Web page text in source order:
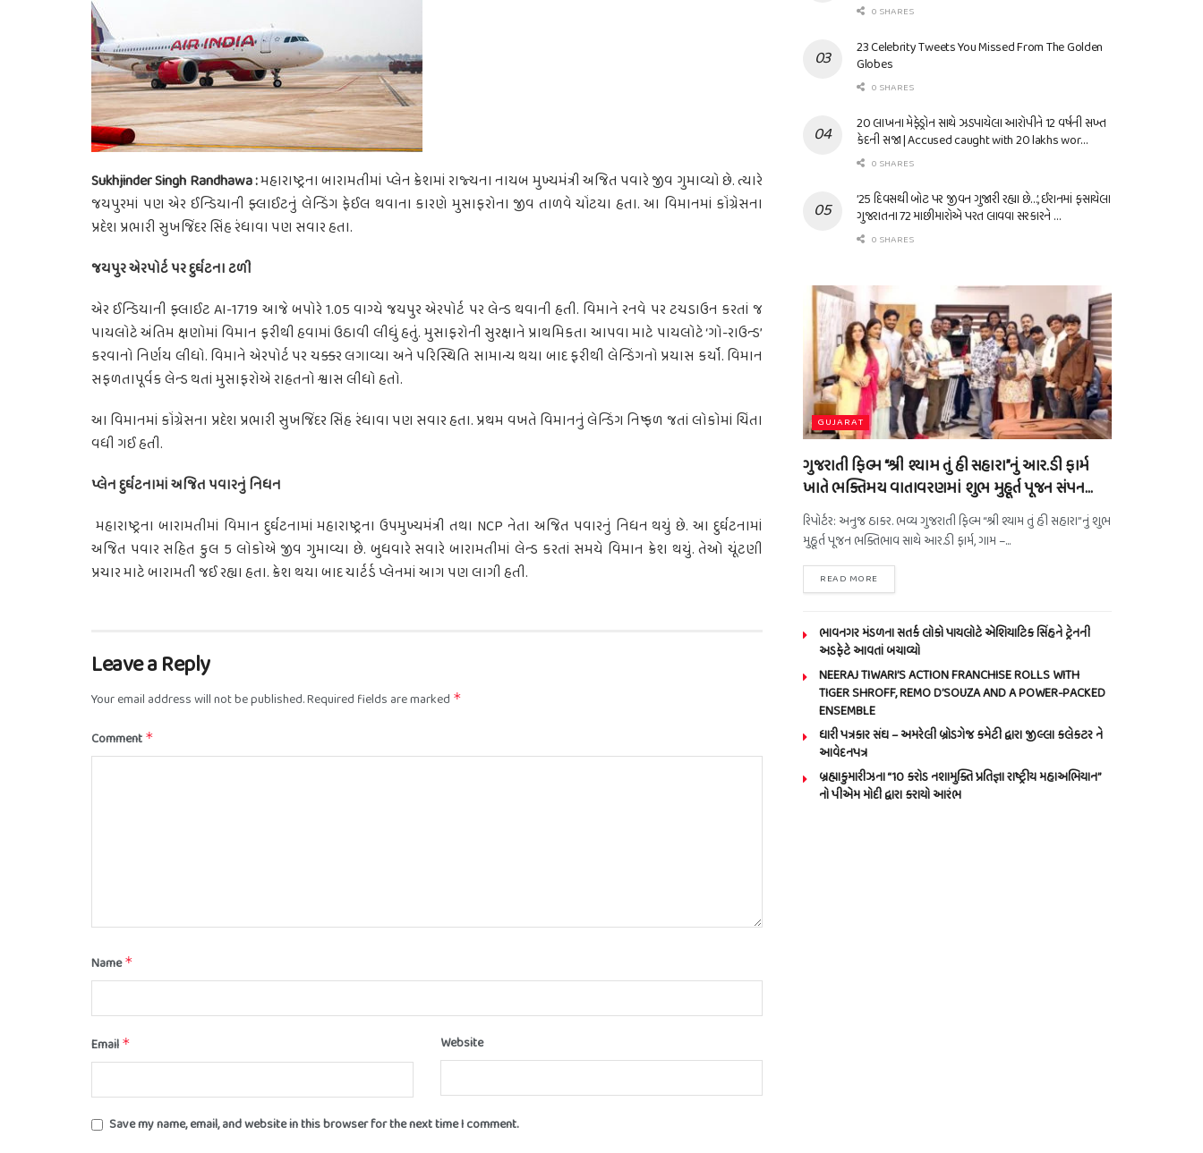
Sukhjinder Singh Randhawa :મહારાષ્ટ્રના બારામતીમાં પ્લેન ક્રેશમાં રાજ્યના નાયબ મુખ્યમંત્રી અજિત પવારે જીવ ગુમાવ્યો છે. ત્યારે
જયપુરમાં પણ એર ઈન્ડિયાની ફ્લાઈટનું લેન્ડિંગ ફેઈલ થવાના કારણે મુસાફરોના જીવ તાળવે ચોંટયા હતા. આ વિમાનમાં કોંગ્રેસના
પ્રદેશ પ્રભારી સુખજિંદર સિંહ રંધાવા પણ સવાર હતા.
જયપુર એરપોર્ટ પર દુર્ઘટના ટળી
એર ઈન્ડિયાની ફ્લાઈટ AI-1719 આજે બપોરે 1.05 વાગ્યે જયપુર એરપોર્ટ પર લેન્ડ થવાની હતી. વિમાને રનવે પર ટચડાઉન કરતાં જ
પાયલોટે અંતિમ ક્ષણોમાં વિમાન ફરીથી હવામાં ઉઠાવી લીધું હતું. મુસાફરોની સુરક્ષાને પ્રાથમિકતા આપવા માટે પાયલોટે ‘ગો-રાઉન્ડ’
કરવાનો નિર્ણય લીધો. વિમાને એરપોર્ટ પર ચક્કર લગાવ્યા અને પરિસ્થિતિ સામાન્ય થયા બાદ ફરીથી લેન્ડિંગનો પ્રયાસ કર્યો. વિમાન
સફળતાપૂર્વક લેન્ડ થતાં મુસાફરોએ રાહતનો શ્વાસ લીધો હતો.
આ વિમાનમાં કોંગ્રેસના પ્રદેશ પ્રભારી સુખજિંદર સિંહ રંધાવા પણ સવાર હતા. પ્રથમ વખતે વિમાનનું લેન્ડિંગ નિષ્ફળ જતાં લોકોમાં ચિંતા
વધી ગઈ હતી.
પ્લેન દુર્ઘટનામાં અજિત પવારનું નિધન
મહારાષ્ટ્રના બારામતીમાં વિમાન દુર્ઘટનામાં મહારાષ્ટ્રના ઉપમુખ્યમંત્રી તથા NCP નેતા અજિત પવારનું નિધન થયું છે. આ દુર્ઘટનામાં
અજિત પવાર સહિત કુલ 5 લોકોએ જીવ ગુમાવ્યા છે. બુધવારે સવારે બારામતીમાં લેન્ડ કરતાં સમયે વિમાન ક્રેશ થયું. તેઓ ચૂંટણી
પ્રચાર માટે બારામતી જઈ રહ્યા હતા. ક્રેશ થયા બાદ ચાર્ટર્ડ પ્લેનમાં આગ પણ લાગી હતી.
Leave a Reply
Your email address will not be published.Required fields are marked *
Comment *
Name*
Email * Website
Save my name, email, and website in this browser for the next time I comment.
0 SHARES
23 Celebrity Tweets You Missed From The Golden
Globes
0 SHARES
20 લાખના મેફેડ્રોન સાથે ઝડપાયેલા આરોપીને 12 વર્ષની સખ્ત
કેદની સજા | Accused caught with 20 lakhs wor…
0 SHARES
’25 દિવસથી બોટ પર જીવન ગુજારી રહ્યા છે…’, ઈરાનમાં ફસાયેલા
ગુજરાતના 72 માછીમારોએ પરત લાવવા સરકારને …
0 SHARES
GUJARAT
ગુજરાતી ફિલ્મ “શ્રી શ્યામ તું હી સહારા”નું આર.ડી ફાર્મ
ખાતે ભક્તિમય વાતાવરણમાં શુભ મુહૂર્ત પૂજન સંપન…
રિપોર્ટર: અનુજ ઠાકર. ભવ્ય ગુજરાતી ફિલ્મ “શ્રી શ્યામ તું હી સહારા”નું શુભ
મુહૂર્ત પૂજન ભક્તિભાવ સાથે આર.ડી ફાર્મ, ગામ –...
READ MORE
ભાવનગર મંડળના સતર્ક લોકો પાયલોટે એશિયાટિક સિંહને ટ્રેનની
અડફેટે આવતાં બચાવ્યો
NEERAJ TIWARI’S ACTION FRANCHISE ROLLS WITH
TIGER SHROFF, REMO D’SOUZA AND A POWER-PACKED
ENSEMBLE
ધારી પત્રકાર સંઘ – અમરેલી બ્રોડગેજ કમેટી દ્વારા જીલ્લા કલેકટર ને
આવેદનપત્ર
બ્રહ્માકુમારીઝના “10 કરોડ નશામુક્તિ પ્રતિજ્ઞા રાષ્ટ્રીય મહાઅભિયાન”
નો પીએમ મોદી દ્વારા કરાયો આરંભ